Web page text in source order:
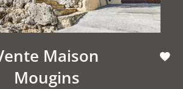
Maison
Mougins